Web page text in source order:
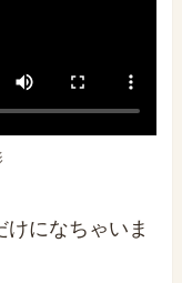
になちゃいま